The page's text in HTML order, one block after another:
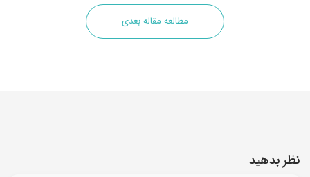
مطالعه مقاله بعدی
نظر بدهید